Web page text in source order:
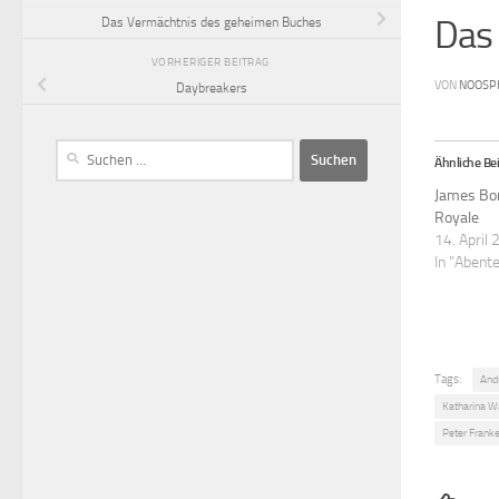
VON
Ähnliche
James
Royale
14. April
In
Tags:
Katharina
Peter Franke
Das Vermächtnis des geheimen Buches
VORHERIGER BEITRAG
Daybreakers